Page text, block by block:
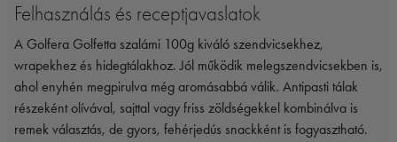
Felhasználás és receptjavaslatok
A Golfera Golfetta szalámi 100g kiváló szendvicsekhez,
wrapekhez és hidegtálakhoz. Jól működik melegszendvicsekben is,
ahol enyhén megpirulva még aromásabbá válik. Antipasti tálak
részeként olívával, sajttal vagy friss zöldségekkel kombinálva is
remek választás, de gyors, fehérjedús snackként is fogyasztható.